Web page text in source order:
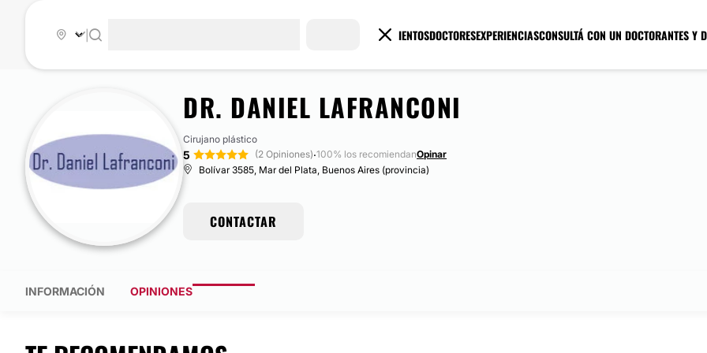
TRATAMIENTOSDOCTORESEXPERIENCIASCONSULTÁ CON UN DOCTORANTES Y
DR. DANIEL LAFRANCONI
Cirujano plástico
5 (2 Opiniones)·100% los recomiendanOpinar
Bolívar 3585, Mar del Plata, Buenos Aires (provincia)
CONTACTAR
INFORMACIÓN OPINIONES